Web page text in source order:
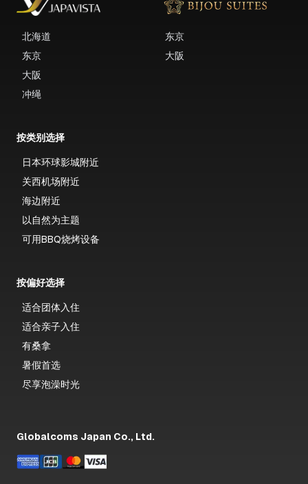
北海道
东京
大阪
冲绳
东京
大阪
按类别选择
日本环球影城附近
关西机场附近
海边附近
以自然为主题
可用BBQ烧烤设备
按偏好选择
适合团体入住
适合亲子入住
有桑拿
暑假首选
尽享泡澡时光
Globalcoms Japan Co., Ltd.